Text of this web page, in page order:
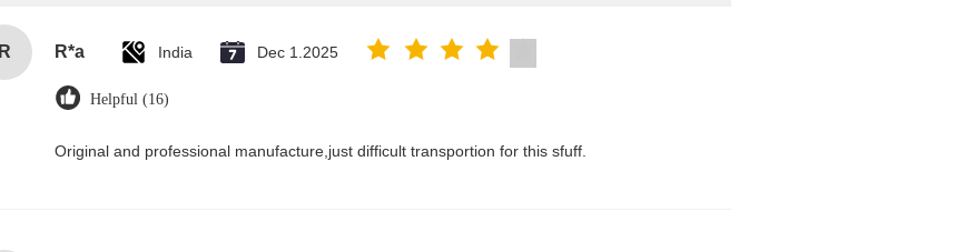
R R*a India Dec 1.2025
Helpful (16)
Original and professional manufacture,just difficult transportion for this sfuff.